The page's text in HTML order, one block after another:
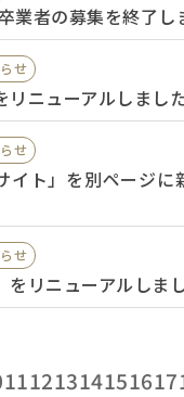
業者の募集を終了し
せ
リニューアルしまし
せ
イト」を別ページに
せ
をリニューアルしま
11121314151617